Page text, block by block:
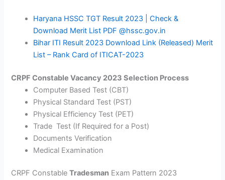
Haryana HSSC TGT Result 2023 | Check &
Download Merit List PDF @hssc.gov.in
Bihar ITI Result 2023 Download Link (Released) Merit
List – Rank Card of ITICAT-2023
CRPF Constable Vacancy 2023 Selection Process
Computer Based Test (CBT)
Physical Standard Test (PST)
Physical Efficiency Test (PET)
Trade Test (If Required for a Post)
Documents Verification
Medical Examination
CRPF ConstableTradesman Exam Pattern 2023